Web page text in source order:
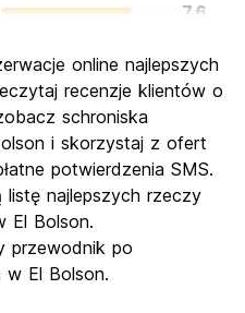
7.6
7.6
8.7
online najlepszych
recenzje klientów o
schroniska
i skorzystaj z ofert
potwierdzenia SMS.
najlepszych rzeczy
El Bolson.
przewodnik po
El Bolson.